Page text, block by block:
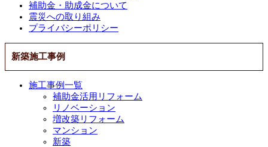
補助金・助成金について
震災への取り組み
プライバシーポリシー
新築施工事例
施工事例一覧
補助金活用リフォーム
リノベーション
増改築リフォーム
マンション
新築